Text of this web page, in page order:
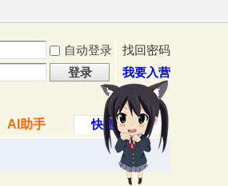
自动登录
找回密码
登录
我要入营
快捷导航
AI助手